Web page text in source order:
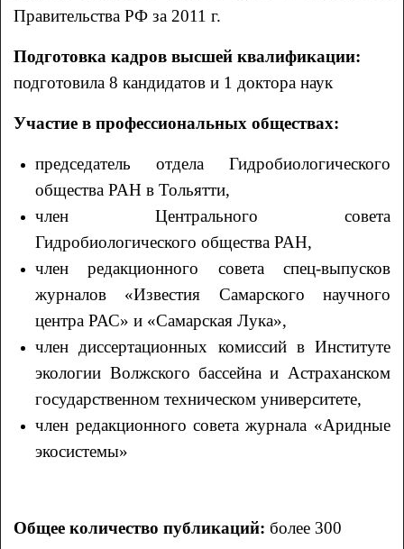
Правительства РФ за 2011 г.
Подготовка кадров высшей квалификации:
подготовила 8 кандидатов и 1 доктора наук
Участие в профессиональных обществах:
председатель отдела Гидробиологического
общества РАН в Тольятти,
член Центрального совета
Гидробиологического общества РАН,
член редакционного совета спец-выпусков
журналов «Известия Самарского научного
центра РАС» и «Самарская Лука»,
член диссертационных комиссий в Институте
экологии Волжского бассейна и Астраханском
государственном техническом университете,
член редакционного совета журнала «Аридные
экосистемы»
Общее количество публикаций:более 300